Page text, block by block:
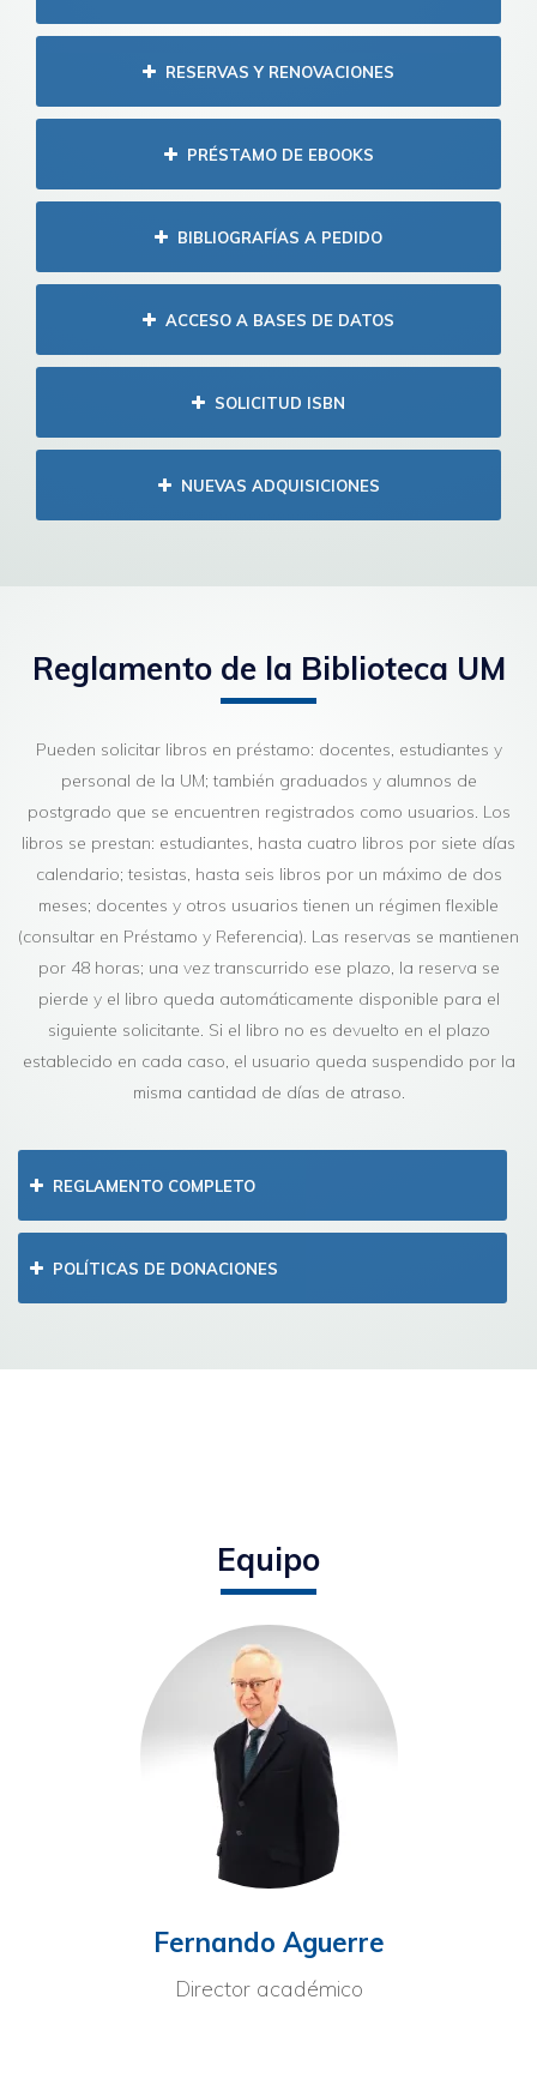
RESERVAS Y RENOVACIONES
PRÉSTAMO DE EBOOKS
BIBLIOGRAFÍAS A PEDIDO
ACCESO A BASES DE DATOS
SOLICITUD ISBN
NUEVAS ADQUISICIONES
Reglamento de la Biblioteca UM
Pueden solicitar libros en préstamo: docentes, estudiantes y
personal de la UM; también graduados y alumnos de
postgrado que se encuentren registrados como usuarios. Los
libros se prestan: estudiantes, hasta cuatro libros por siete días
calendario; tesistas, hasta seis libros por un máximo de dos
meses; docentes y otros usuarios tienen un régimen flexible
(consultar en Préstamo y Referencia). Las reservas se mantienen
por 48 horas; una vez transcurrido ese plazo, la reserva se
pierde y el libro queda automáticamente disponible para el
siguiente solicitante. Si el libro no es devuelto en el plazo
establecido en cada caso, el usuario queda suspendido por la
misma cantidad de días de atraso.
REGLAMENTO COMPLETO
POLÍTICAS DE DONACIONES
Equipo
Fernando Aguerre
Director académico